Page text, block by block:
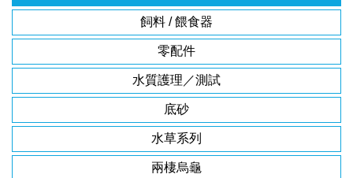
飼料 / 餵食器
零配件
水質護理／測試
底砂
水草系列
兩棲烏龜